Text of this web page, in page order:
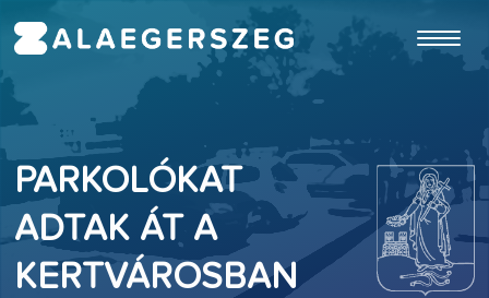
PARKOLÓKAT
ADTAK ÁT A
KERTVÁROSBAN